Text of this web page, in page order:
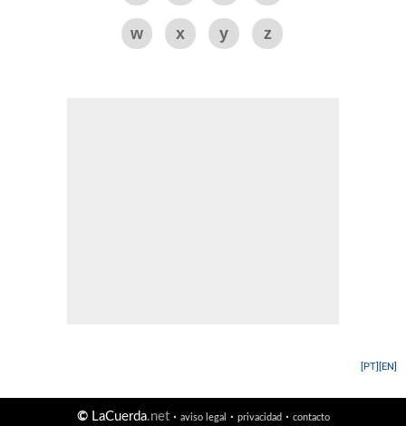
w x y z
[EN]
[PT]
©LaCuerda.net· aviso legal · privacidad· contacto